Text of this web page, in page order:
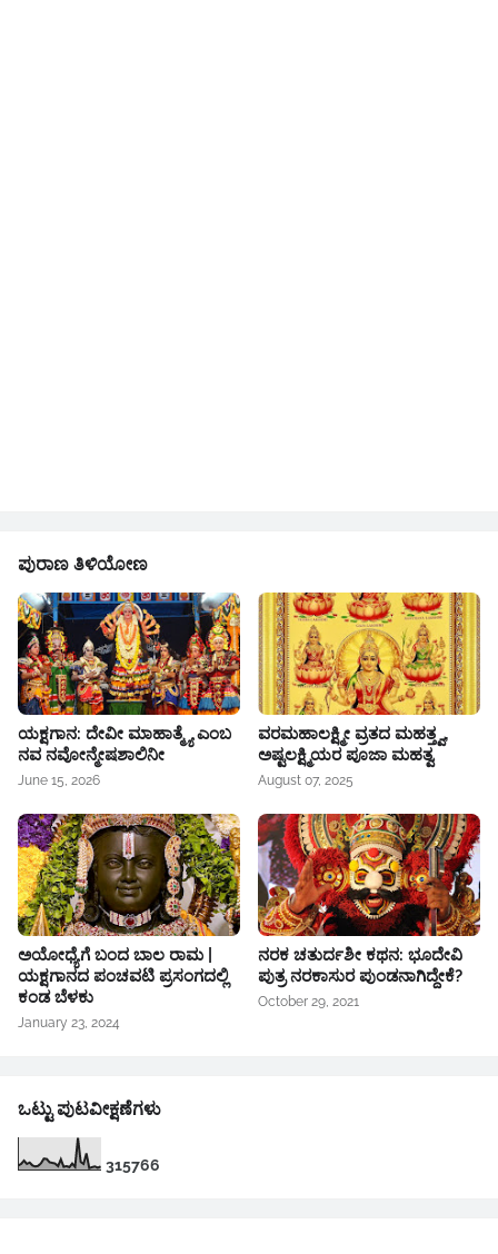
ಪುರಾಣ ತಿಳಿಯೋಣ
ಯಕ್ಷಗಾನ: ದೇವೀ ಮಾಹಾತ್ಮ್ಯೆ ಎಂಬ
ನವ ನವೋನ್ಮೇಷಶಾಲಿನೀ
June 15, 2026
ವರಮಹಾಲಕ್ಷ್ಮೀ ವ್ರತದ ಮಹತ್ತ್ವ,
ಅಷ್ಟಲಕ್ಷ್ಮಿಯರ ಪೂಜಾ ಮಹತ್ವ
August 07, 2025
ಅಯೋಧ್ಯೆಗೆ ಬಂದ ಬಾಲ ರಾಮ |
ಯಕ್ಷಗಾನದ ಪಂಚವಟಿ ಪ್ರಸಂಗದಲ್ಲಿ
ಕಂಡ ಬೆಳಕು
January 23, 2024
ನರಕ ಚತುರ್ದಶೀ ಕಥನ: ಭೂದೇವಿ
ಪುತ್ರ ನರಕಾಸುರ ಪುಂಡನಾಗಿದ್ದೇಕೆ?
October 29, 2021
ಒಟ್ಟು ಪುಟವೀಕ್ಷಣೆಗಳು
315766